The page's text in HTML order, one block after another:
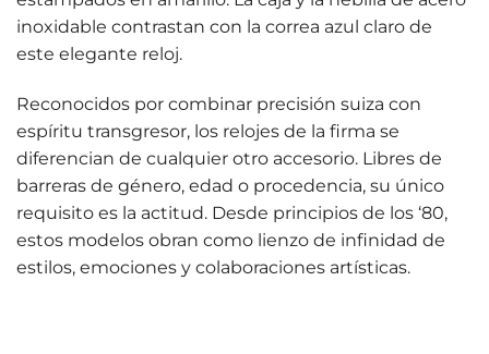
inoxidable contrastan con la correa azul claro de
este elegante reloj.
Reconocidos por combinar precisión suiza con
espíritu transgresor, los relojes de la firma se
diferencian de cualquier otro accesorio. Libres de
barreras de género, edad o procedencia, su único
requisito es la actitud. Desde principios de los ‘80,
estos modelos obran como lienzo de infinidad de
estilos, emociones y colaboraciones artísticas.